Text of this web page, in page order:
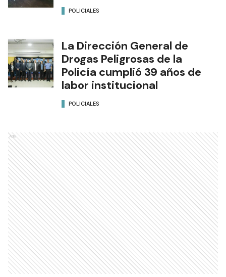
POLICIALES
La Dirección General de
Drogas Peligrosas de la
Policía cumplió 39 años de
labor institucional
POLICIALES
Ads